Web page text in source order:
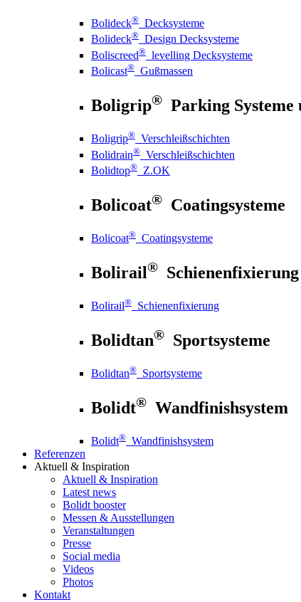
Bolideck® Decksysteme
Bolideck® Design Decksysteme
Boliscreed® levelling Decksysteme
Bolicast® Gußmassen
Boligrip® Parking
Boligrip® Verschleißschichten
Bolidrain® Verschleißschichten
Bolidtop® Z.OK
Bolicoat® Coatingsysteme
Bolicoat® Coatingsysteme
Bolirail® Schienenfixierung
Bolirail® Schienenfixierung
Bolidtan® Sportsysteme
Bolidtan® Sportsysteme
Bolidt® Wandfinishsystem
Bolidt® Wandfinishsystem
Referenzen
Aktuell & Inspiration
Aktuell & Inspiration
Latest news
Bolidt booster
Messen & Ausstellungen
Veranstaltungen
Presse
Social media
Videos
Photos
Kontakt